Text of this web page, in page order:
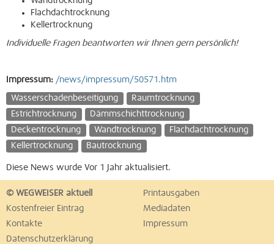
Flachdachtrocknung
Kellertrocknung
Individuelle Fragen beantworten wir Ihnen gern persönlich!
Impressum: /news/impressum/50571.htm
Wasserschadenbeseitigung
Raumtrocknung
Estrichtrocknung
Dämmschichttrocknung
Deckentrocknung
Wandtrocknung
Flachdachtrocknung
Kellertrocknung
Bautrocknung
Diese News wurde Vor 1 Jahr aktualisiert.
© WEGWEISER aktuell
Printausgaben
Kostenfreier Eintrag
Mediadaten
Kontakte
Impressum
Datenschutzerklärung